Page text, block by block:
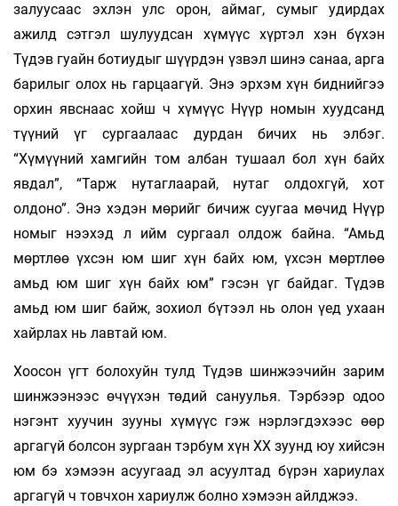
залуусаас эхлэн улс орон, аймаг, сумыг удирдах
ажилд сэтгэл шулуудсан хүмүүс хүртэл хэн бүхэн
Түдэв гуайн ботиудыг шүүрдэн үзвэл шинэ санаа, арга
барилыг олох нь гарцаагүй. Энэ эрхэм хүн биднийгээ
орхин явснаас хойш ч хүмүүс Нүүр номын хуудсанд
түүний үг сургаалаас дурдан бичих нь элбэг.
“Хүмүүний хамгийн том албан тушаал бол хүн байх
явдал”, “Тарж нутаглаарай, нутаг олдохгүй, хот
олдоно”. Энэ хэдэн мөрийг бичиж суугаа мөчид Нүүр
номыг нээхэд л ийм сургаал олдож байна. “Амьд
мөртлөө үхсэн юм шиг хүн байх юм, үхсэн мөртлөө
амьд юм шиг хүн байх юм” гэсэн үг байдаг. Түдэв
амьд юм шиг байж, зохиол бүтээл нь олон үед ухаан
хайрлах нь лавтай юм.
Хоосон үгт болохуйн тулд Түдэв шинжээчийн зарим
шинжээнээс өчүүхэн төдий сануулья. Тэрбээр одоо
нэгэнт хуучин зууны хүмүүс гэж нэрлэгдэхээс өөр
аргагүй болсон зургаан тэрбум хүн XX зуунд юу хийсэн
юм бэ хэмээн асуугаад эл асуултад бүрэн хариулах
аргагүй ч товчхон хариулж болно хэмээн айлджээ.